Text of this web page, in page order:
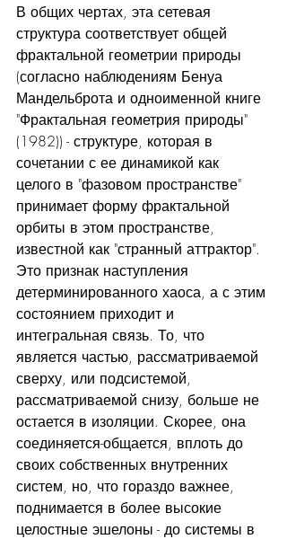
В общих чертах, эта сетевая
структура соответствует общей
фрактальной геометрии природы
(согласно наблюдениям Бенуа
Мандельброта и одноименной книге
"Фрактальная геометрия природы"
(1982)) - структуре, которая в
сочетании с ее динамикой как
целого в "фазовом пространстве"
принимает форму фрактальной
орбиты в этом пространстве,
известной как "странный аттрактор".
Это признак наступления
детерминированного хаоса, а с этим
состоянием приходит и
интегральная связь. То, что
является частью, рассматриваемой
сверху, или подсистемой,
рассматриваемой снизу, больше не
остается в изоляции. Скорее, она
соединяется-общается, вплоть до
своих собственных внутренних
систем, но, что гораздо важнее,
поднимается в более высокие
целостные эшелоны - до системы в